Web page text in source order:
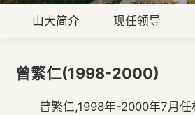
山大简介 现任领导
曾繁仁(1998-2000)
曾繁仁,1998年-2000年7月任